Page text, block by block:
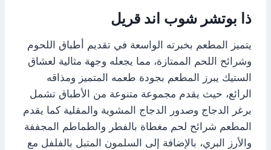
ذا بوتشر شوب اند قريل
يتميز المطعم بخبرته الواسعة في تقديم أطباق اللحوم
وشرائح اللحم الممتازة، مما يجعله وجهة مثالية لعشاق
الستيك يبرز المطعم بجودة طعمه المتميز ومذاقه
الرائع، حيث يقدم مجموعة متنوعة من الأطباق تشمل
برغر الدجاج وصدور الدجاج المشوية والمقلية كما يقدم
المطعم شرائح لحم مغطاة بالفطر والطماطم المجففة
والأرز البري، بالإضافة إلى السلمون المتبل بالفلفل مع